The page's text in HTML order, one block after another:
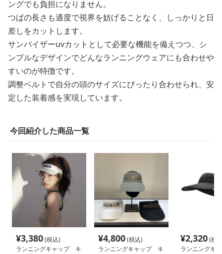
ングでも負担になりません。
つばの長さも適度で視界を妨げることなく、しっかりと日
差しをカットします。
サンバイザーuvカットとして必要な機能を備えつつ、シ
ンプルなデザインでどんなランニングウェアにも合わせや
すいのが特徴です。
調整ベルトで自分の頭のサイズにぴったり合わせられ、安
定した装着感を実現しています。
今回紹介した商品一覧
¥3,380(税込)
ランニングキャップ キ
¥4,800(税込)
ランニングキャップ キ
¥2,320(税
ランニングキ